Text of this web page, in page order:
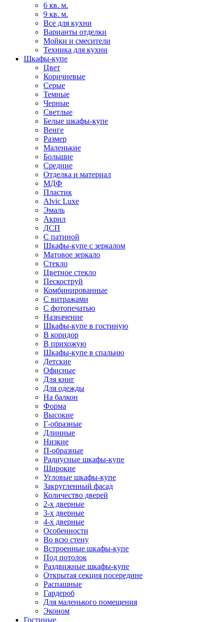
6 кв. м.
9 кв. м.
Все для кухни
Варианты отделки
Мойки и смесители
Техника для кухни
Шкафы-купе
Цвет
Коричневые
Серые
Темные
Черные
Светлые
Белые шкафы-купе
Венге
Размер
Маленькие
Большие
Средние
Отделка и материал
МДФ
Пластик
Alvic Luxe
Эмаль
Акрил
ДСП
С патиной
Шкафы-купе с зеркалом
Матовое зеркало
Стекло
Цветное стекло
Пескоструй
Комбинированные
С витражами
С фотопечатью
Назначение
Шкафы-купе в гостиную
В коридор
В прихожую
Шкафы-купе в спальню
Детские
Офисные
Для книг
Для одежды
На балкон
Форма
Высокие
Г-образные
Длинные
Низкие
П-образные
Радиусные шкафы-купе
Широкие
Угловые шкафы-купе
Закругленный фасад
Количество дверей
2-х дверные
3-х дверные
4-х дверные
Особенности
Во всю стену
Встроенные шкафы-купе
Под потолок
Раздвижные шкафы-купе
Открытая секция посередине
Распашные
Гардероб
Для маленького помещения
Эконом
Гостиные